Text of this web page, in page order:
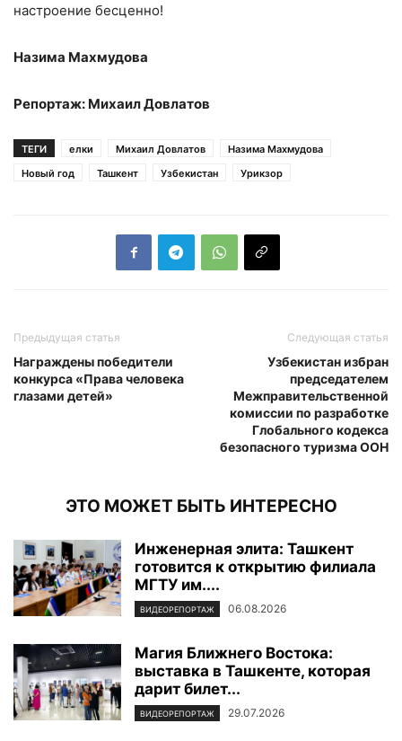
настроение бесценно!
Назима Махмудова
Репортаж: Михаил Довлатов
ТЕГИ елки Михаил Довлатов
Назима Махмудова
Новый год
Ташкент Узбекистан Урикзор
Предыдущая статья
Награждены победители
конкурса «Права человека
глазами детей»
Следующая статья
Узбекистан избран
председателем
Межправительственной
комиссии по разработке
Глобального кодекса
безопасного туризма ООН
ЭТО МОЖЕТ БЫТЬ ИНТЕРЕСНО
Инженерная элита: Ташкент
готовится к открытию филиала
МГТУ им....
ВИДЕОРЕПОРТАЖ 06.08.2026
Магия Ближнего Востока:
выставка в Ташкенте, которая
дарит билет...
ВИДЕОРЕПОРТАЖ 29.07.2026